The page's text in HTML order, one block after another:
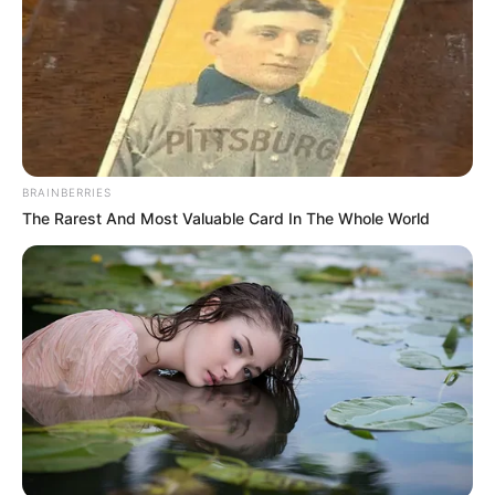
Magyar Péterék most kapják vissza a bizalmat
A Tisza a választási győzelem után azonnal
látványos tempót diktált: minisztériumi
BRAINBERRIES
The Rarest And Most Valuable Card In The Whole World